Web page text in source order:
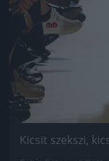
Kicsit szekszi,